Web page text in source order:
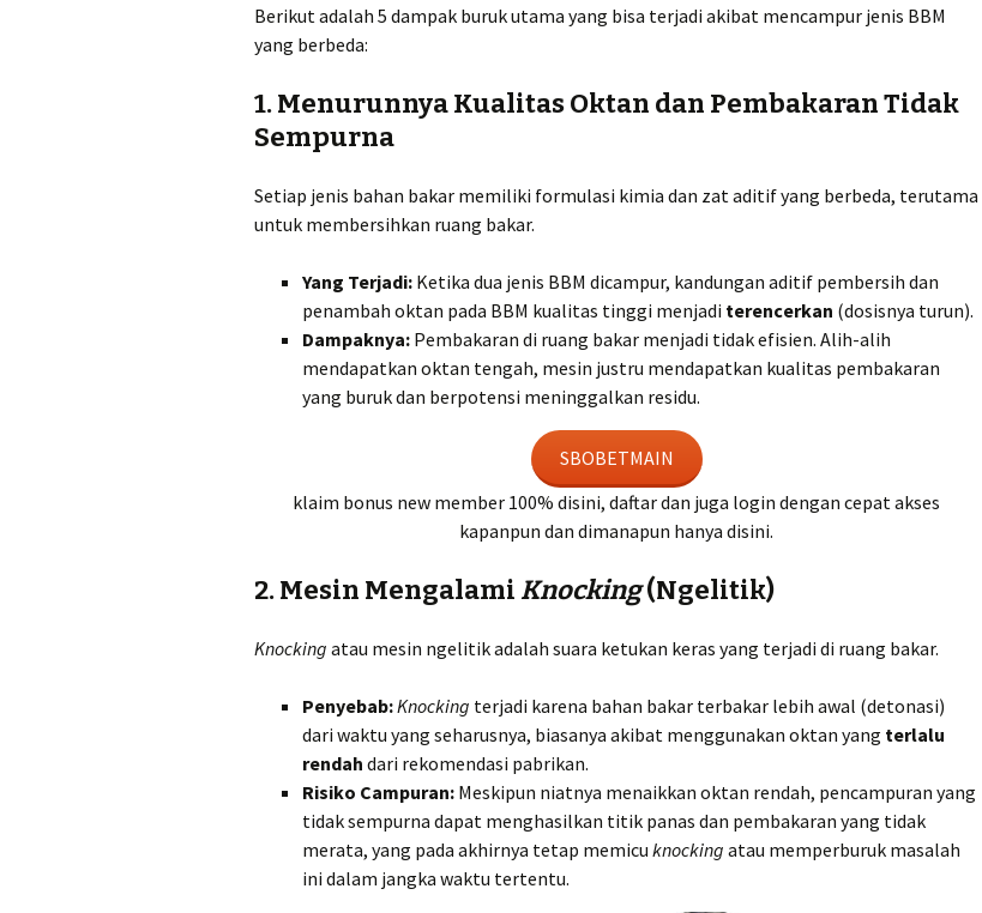
Berikut adalah 5 dampak buruk utama yang bisa terjadi akibat mencampur jenis BBM
yang berbeda:
1. Menurunnya Kualitas Oktan dan Pembakaran Tidak
Sempurna
Setiap jenis bahan bakar memiliki formulasi kimia dan zat aditif yang berbeda, terutama
untuk membersihkan ruang bakar.
Yang Terjadi: Ketika dua jenis BBM dicampur, kandungan aditif pembersih dan
penambah oktan pada BBM kualitas tinggi menjadi terencerkan (dosisnya turun).
Dampaknya: Pembakaran di ruang bakar menjadi tidak efisien. Alih-alih
mendapatkan oktan tengah, mesin justru mendapatkan kualitas pembakaran
yang buruk dan berpotensi meninggalkan residu.
SBOBETMAIN
klaim bonus new member 100% disini, daftar dan juga login dengan cepat akses
kapanpun dan dimanapun hanya disini.
2. Mesin Mengalami Knocking(Ngelitik)
Knocking atau mesin ngelitik adalah suara ketukan keras yang terjadi di ruang bakar.
Penyebab:Knocking terjadi karena bahan bakar terbakar lebih awal (detonasi)
dari waktu yang seharusnya, biasanya akibat menggunakan oktan yang terlalu
rendah dari rekomendasi pabrikan.
Risiko Campuran: Meskipun niatnya menaikkan oktan rendah, pencampuran yang
tidak sempurna dapat menghasilkan titik panas dan pembakaran yang tidak
merata, yang pada akhirnya tetap memicu knocking atau memperburuk masalah
ini dalam jangka waktu tertentu.